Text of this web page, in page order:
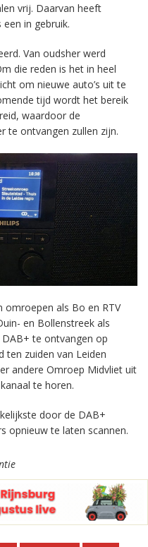
vrij. Daarvan heeft
in gebruik.
Van oudsher werd
die reden is het in heel
om nieuwe auto’s uit te
tijd wordt het bereik
waardoor de
te ontvangen zullen zijn.
omroepen als Bo en RTV
en Bollenstreek als
te ontvangen op
ten zuiden van Leiden
andere Omroep Midvliet uit
te horen.
door de DAB+
opnieuw te laten scannen.